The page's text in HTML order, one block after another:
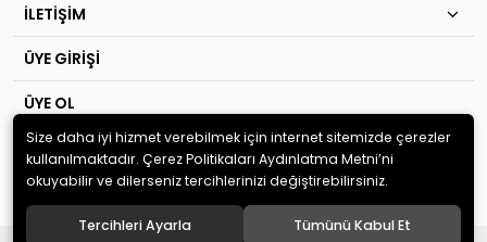
İLETİŞİM
ÜYE GİRİŞİ
ÜYE OL
© 2020 TIP KİM SAN Ltd.Şti . Tüm hakları saklıdır.
Size daha iyi hizmet verebilmek için internet sitemizde çerezler
kullanılmaktadır. Çerez Politikaları Aydınlatma Metni’ni
okuyabilir ve dilerseniz tercihlerinizi değiştirebilirsiniz.
Tercihleri Ayarla Tümünü Kabul Et